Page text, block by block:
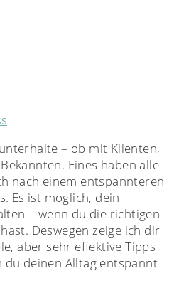
– ob mit Klienten,
Eines haben alle
nach einem entspannteren
Es ist möglich, dein
– wenn du die richtigen
Deswegen zeige ich dir
aber sehr effektive Tipps
du deinen Alltag entspannt